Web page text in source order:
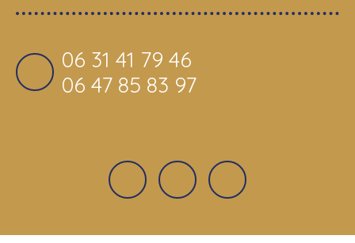
06 31 41 79 46
06 47 85 83 97